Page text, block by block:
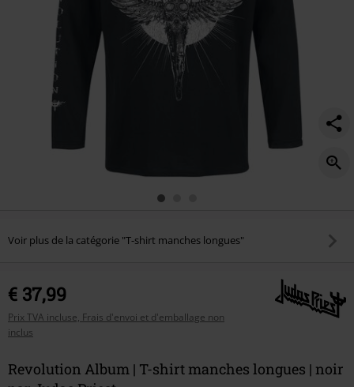
Voir plus de la catégorie "T-shirt manches longues"
€ 37,99
Prix TVA incluse, Frais d'envoi et d'emballage non
inclus
Revolution Album | T-shirt manches longues | noir